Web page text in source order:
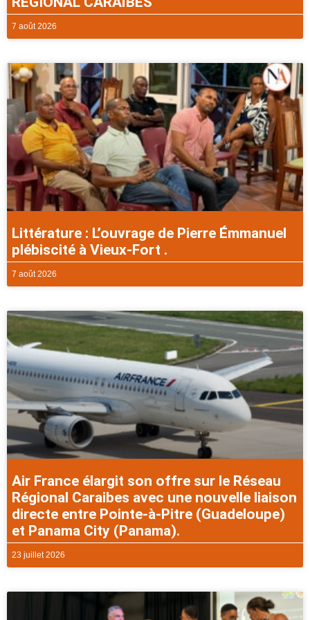
7 août 2026
Littérature : L’ouvrage de Pierre Émmanuel
plébiscité à Vieux-Fort .
7 août 2026
Air France élargit son offre sur le Réseau
Régional Caraibes avec une nouvelle liaison
directe entre Pointe-à-Pitre (Guadeloupe)
et Panama City (Panama).
23 juillet 2026